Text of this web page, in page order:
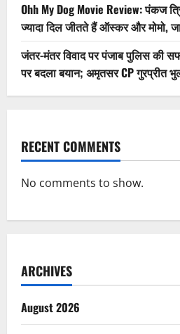
Ohh My Dog Movie Review: पंकज
ज्यादा दिल जीतते हैं ऑस्कर और मोमो,
जंतर-मंतर विवाद पर पंजाब पुलिस की
पर बदला बयान; अमृतसर CP गुरप्रीत
RECENT COMMENTS
No comments to show.
ARCHIVES
August 2026